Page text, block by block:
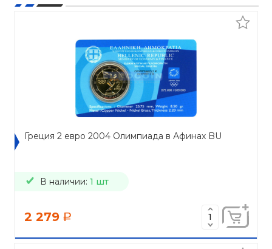
Греция 2 евро 2004 Олимпиада в Афинах BU
В наличии: 1 шт
2 279 a